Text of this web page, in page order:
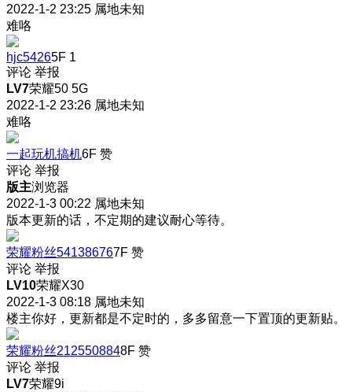
2022-1-2 23:25 属地未知
难咯
hjc54265F 1
评论 举报
LV7荣耀50 5G
2022-1-2 23:26 属地未知
难咯
一起玩机搞机6F 赞
评论 举报
版主浏览器
2022-1-3 00:22 属地未知
版本更新的话，不定期的建议耐心等待。
荣耀粉丝541386767F 赞
评论 举报
LV10荣耀X30
2022-1-3 08:18 属地未知
楼主你好，更新都是不定时的，多多留意一下置顶的更新贴。
荣耀粉丝2125508848F 赞
评论 举报
LV7荣耀9i